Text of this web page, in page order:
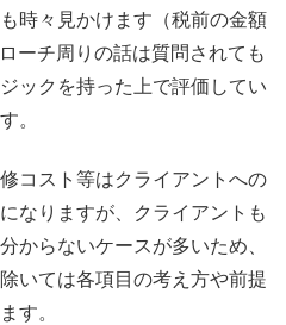
時々見かけます（税前の金額
ーチ周りの話は質問されても
ックを持った上で評価してい
。
コスト等はクライアントへの
なりますが、クライアントも
からないケースが多いため、
いては各項目の考え方や前提
す。